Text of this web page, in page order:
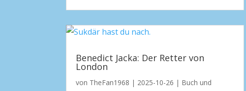
Benedict Jacka: Der Retter von
London
von TheFan1968 | 2025-10-26 | Buch und